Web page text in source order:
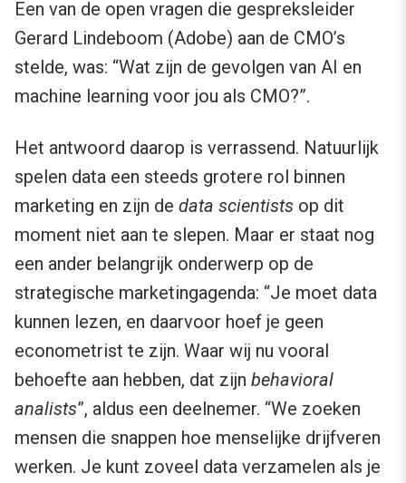
Een van de open vragen die gespreksleider
Gerard Lindeboom (Adobe) aan de CMO’s
stelde, was: “Wat zijn de gevolgen van AI en
machine learning voor jou als CMO?”.
Het antwoord daarop is verrassend. Natuurlijk
spelen data een steeds grotere rol binnen
marketing en zijn de data scientists op dit
moment niet aan te slepen. Maar er staat nog
een ander belangrijk onderwerp op de
strategische marketingagenda: “Je moet data
kunnen lezen, en daarvoor hoef je geen
econometrist te zijn. Waar wij nu vooral
behoefte aan hebben, dat zijn behavioral
analists”, aldus een deelnemer. “We zoeken
mensen die snappen hoe menselijke drijfveren
werken. Je kunt zoveel data verzamelen als je